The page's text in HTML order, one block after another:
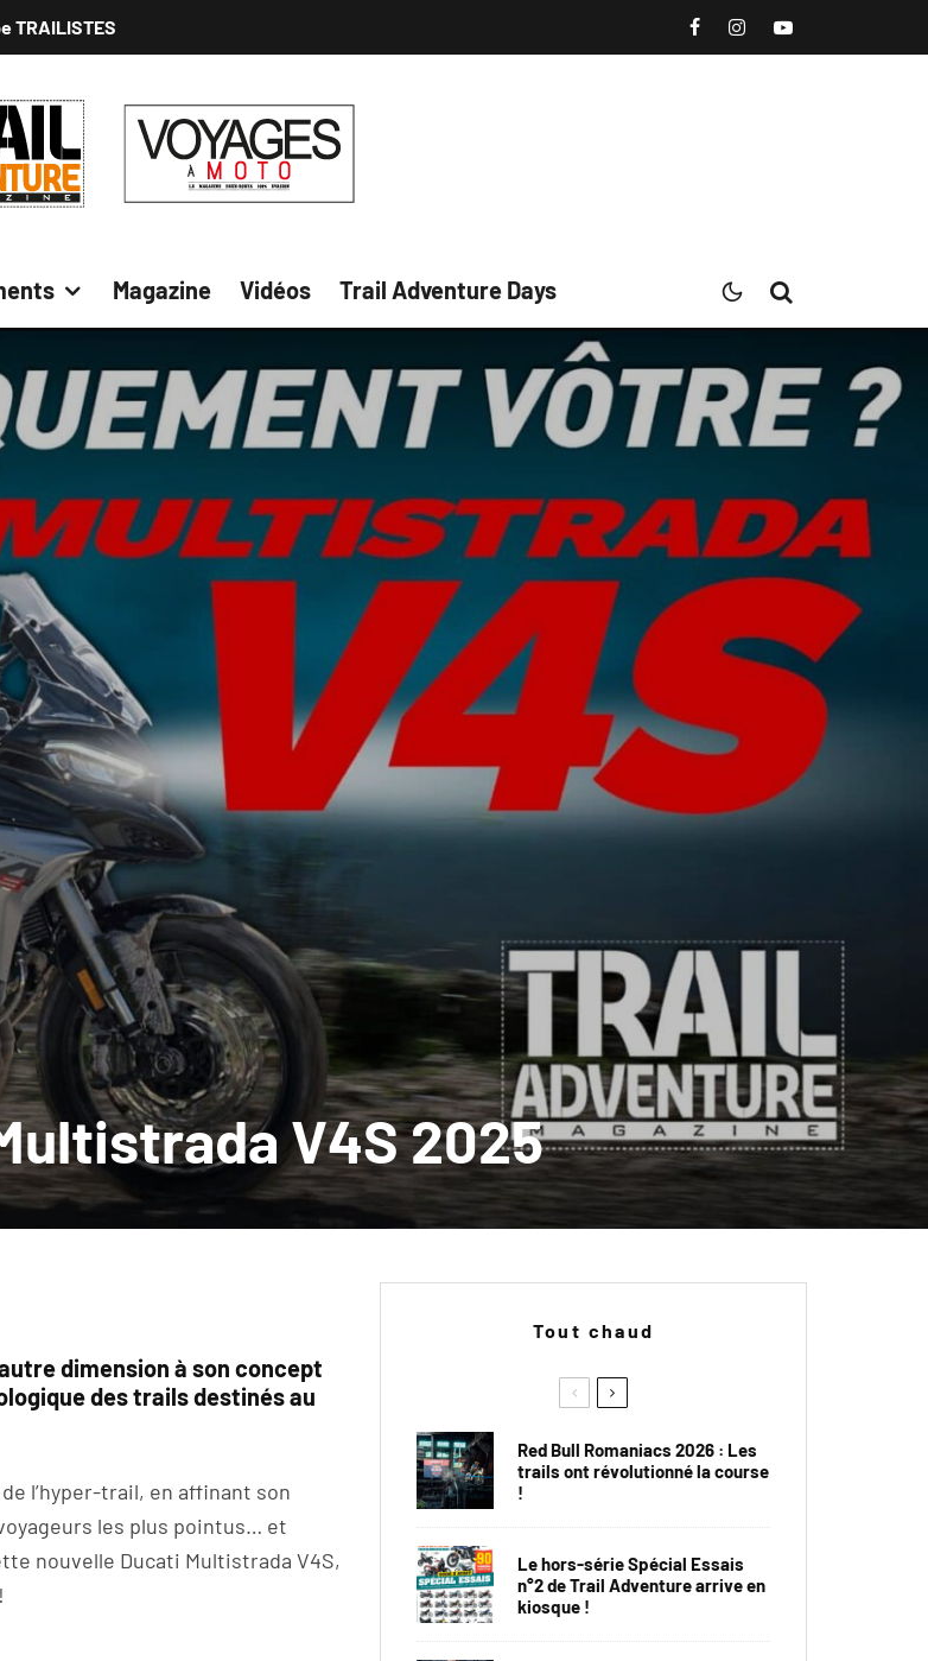
TRAILISTES
Magazine Vidéos Trail Adventure Days
V4S 2025
dimension à son concept
des trails destinés au
l’hyper-trail, en affinant son
les plus pointus… et
nouvelle Ducati Multistrada V4S,
Tout chaud
Red Bull Romaniacs 2026 : Les
trails ont révolutionné la course
!
Le hors-série Spécial Essais
n°2 de Trail Adventure arrive en
kiosque !